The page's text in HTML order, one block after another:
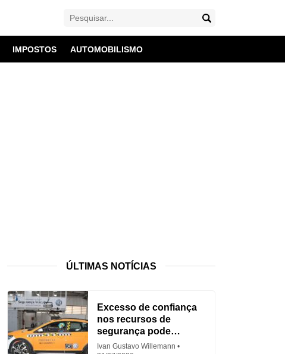
IMPOSTOS AUTOMOBILISMO
ÚLTIMAS NOTÍCIAS
Excesso de confiança
nos recursos de
segurança pode
aumentar acidentes
Ivan Gustavo Willemann